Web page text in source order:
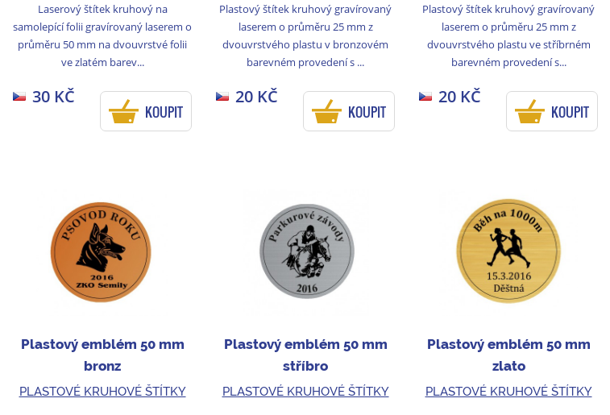
Laserový štítek kruhový na
samolepící folii gravírovaný laserem o
průměru 50 mm na dvouvrstvé folii
ve zlatém barev...
30 KČ
KOUPIT
Plastový štítek kruhový gravírovaný
laserem o průměru 25 mm z
dvouvrstvého plastu v bronzovém
barevném provedení s ...
20 KČ
KOUPIT
Plastový štítek kruhový gravírovaný
laserem o průměru 25 mm z
dvouvrstvého plastu ve stříbrném
barevném provedení s...
20 KČ
KOUPIT
Plastový emblém 50 mm
bronz
PLASTOVÉ KRUHOVÉ ŠTÍTKY
Plastový emblém 50 mm
stříbro
PLASTOVÉ KRUHOVÉ ŠTÍTKY
Plastový emblém 50 mm
zlato
PLASTOVÉ KRUHOVÉ ŠTÍTKY